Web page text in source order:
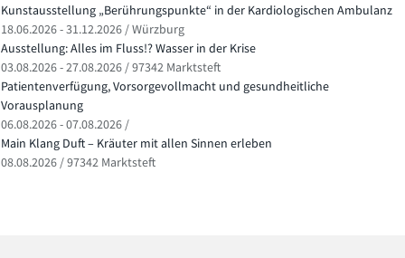
Kunstausstellung „Berührungspunkte“ in der Kardiologischen Ambulanz
18.06.2026 - 31.12.2026 / Würzburg
Ausstellung: Alles im Fluss!? Wasser in der Krise
03.08.2026 - 27.08.2026 / 97342 Marktsteft
Patientenverfügung, Vorsorgevollmacht und gesundheitliche
Vorausplanung
06.08.2026 - 07.08.2026 /
Main Klang Duft – Kräuter mit allen Sinnen erleben
08.08.2026 / 97342 Marktsteft